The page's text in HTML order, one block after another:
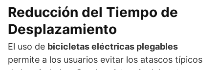
Reducción del Tiempo de
Desplazamiento
El uso de bicicletas eléctricas plegables
permite a los usuarios evitar los atascos típicos